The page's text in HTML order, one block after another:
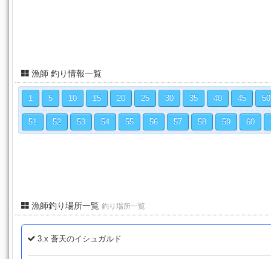
漁師 釣り情報一覧
1 5 10 15 20 25 30 35 40 45 50
51 52 53 54 55 56 57 58 59 60
漁師釣り場所一覧 釣り場所一覧
3.x 蒼天のイシュガルド